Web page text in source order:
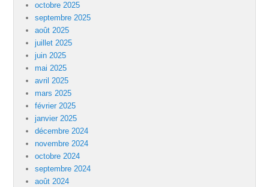
octobre 2025
septembre 2025
août 2025
juillet 2025
juin 2025
mai 2025
avril 2025
mars 2025
février 2025
janvier 2025
décembre 2024
novembre 2024
octobre 2024
septembre 2024
août 2024